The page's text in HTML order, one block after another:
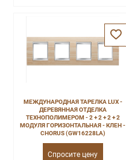
МЕЖДУНАРОДНАЯ ТАРЕЛКА LUX -
ДЕРЕВЯННАЯ ОТДЕЛКА
ТЕХНОПОЛИМЕРОМ - 2 + 2 + 2 + 2
МОДУЛЯ ГОРИЗОНТАЛЬНАЯ - КЛЕН -
CHORUS (GW16228LA)
Спросите цену